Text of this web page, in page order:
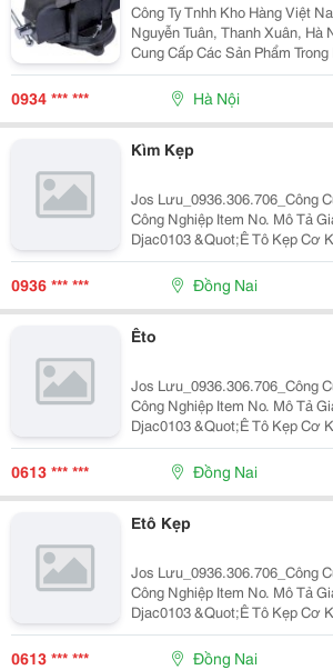
Công Ty Tnhh Kho Hàng Việt Nam Trụ Sở Chính :
Nguyễn Tuân, Thanh Xuân, Hà Nội Là Công Ty
Cung Cấp Các Sản Phẩm
Dụng Cụ Cầm Tay,Dụng Cụ Cắt, Với 5 Năm Kinh
Nghiệm Phát Triển Cùng Nền
Nam,...
0934 *** *** Hà Nội
Kìm Kẹp
Jos Lưu_0936.306.706_Công
Công Nghiệp Item No. Mô Tả Giá Vnđ Liên Hệ Ngay
Djac0103 &Quot;Ê Tô Kẹp Cơ Khí Toptul Djac0103 Độ
Mở 3&Quot;&Quot; Có Thể
Chuyển Được Thân E Tô Có
0936 *** *** Đồng Nai
Êto
Jos Lưu_0936.306.706_Công
Công Nghiệp Item No. Mô Tả Giá Vnđ Liên Hệ Ngay
Djac0103 &Quot;Ê Tô Kẹp Cơ Khí Toptul Djac0103 Độ
Mở 3&Quot;&Quot; Có Thể
Chuyển Được Thân E Tô Có
0613 *** *** Đồng Nai
Etô Kẹp
Jos Lưu_0936.306.706_Công
Công Nghiệp Item No. Mô Tả Giá Vnđ Liên Hệ Ngay
Djac0103 &Quot;Ê Tô Kẹp Cơ Khí Toptul Djac0103 Độ
Mở 3&Quot;&Quot; Có Thể
Chuyển Được Thân E Tô Có
0613 *** *** Đồng Nai